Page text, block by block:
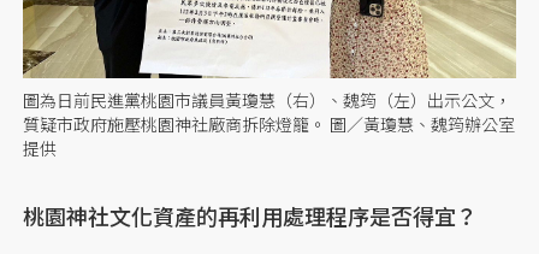
圖為日前民進黨桃園市議員黃瓊慧（右）、魏筠（左）出示公文，
質疑市政府施壓桃園神社廠商拆除燈籠。 圖／黃瓊慧、魏筠辦公室
提供
桃園神社文化資產的再利用處理程序是否得宜？